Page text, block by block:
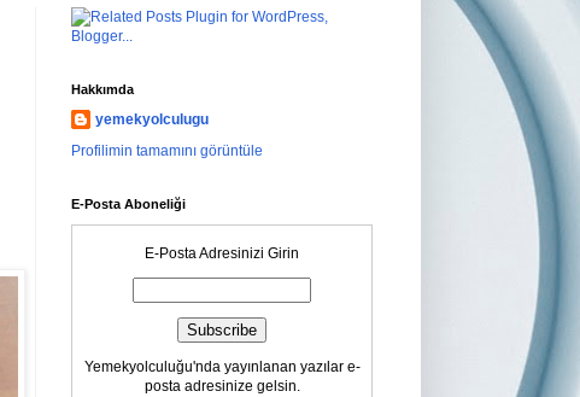
Hakkımda
yemekyolculugu
Profilimin tamamını görüntüle
E-Posta Aboneliği
E-Posta Adresinizi Girin
Yemekyolculuğu'nda yayınlanan yazılar e-
posta adresinize gelsin.